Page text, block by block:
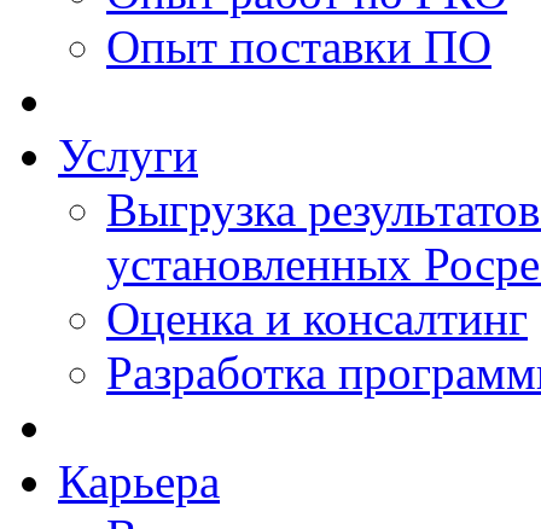
Опыт поставки ПО
Услуги
Выгрузка
установленных
Оценка и консалтинг
Разработка
Карьера